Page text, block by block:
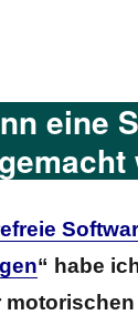
eine
“ habe
motorischen